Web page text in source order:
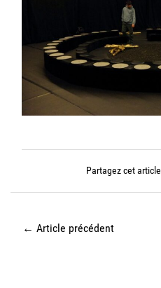
Partagez cet article
← Article précédent